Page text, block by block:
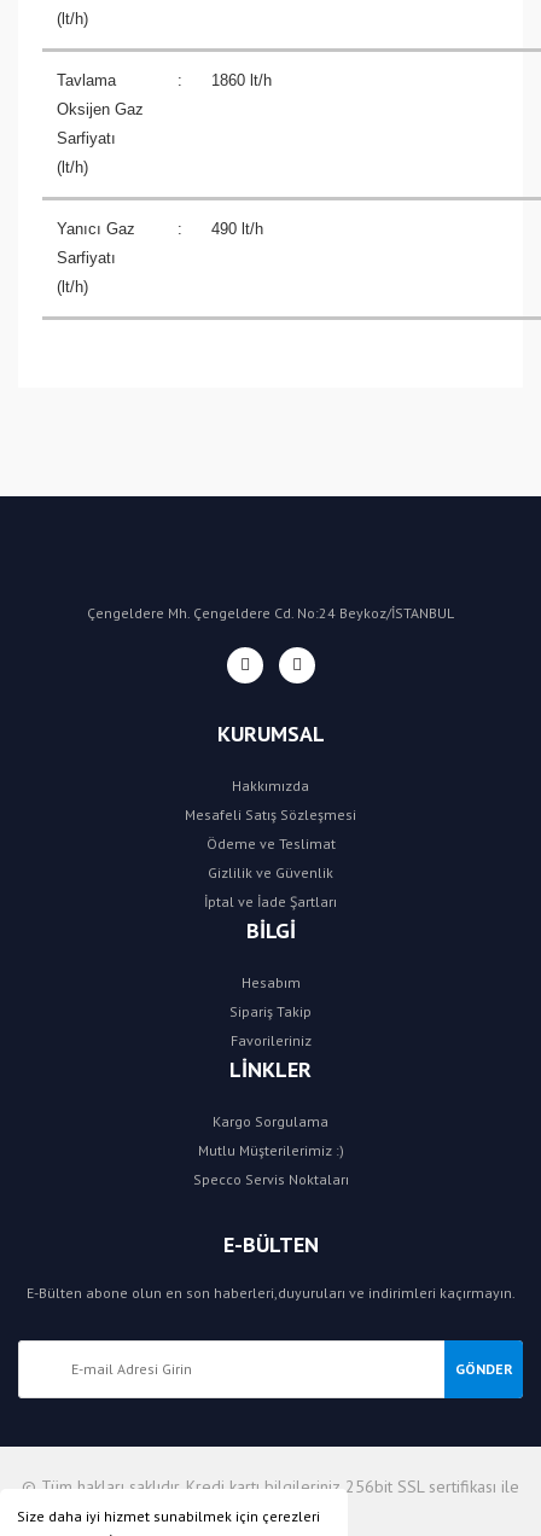
Size daha iyi hizmet sunabilmek için çerezleri
(lt/h)
Tavlama
Oksijen Gaz
Sarfiyatı
(lt/h)
: 1860 lt/h
Yanıcı Gaz
Sarfiyatı
(lt/h)
: 490 lt/h
Çengeldere Mh. Çengeldere Cd. No:24 Beykoz/İSTANBUL
KURUMSAL
Hakkımızda
Mesafeli Satış Sözleşmesi
Ödeme ve Teslimat
Gizlilik ve Güvenlik
İptal ve İade Şartları
BİLGİ
Hesabım
Sipariş Takip
Favorileriniz
LİNKLER
Kargo Sorgulama
Mutlu Müşterilerimiz :)
Specco Servis Noktaları
E-BÜLTEN
E-Bülten abone olun en son haberleri,duyuruları ve indirimleri kaçırmayın.
GÖNDER
© Tüm hakları saklıdır. Kredi kartı bilgileriniz 256bit SSL sertifikası ile
korunmaktadır.